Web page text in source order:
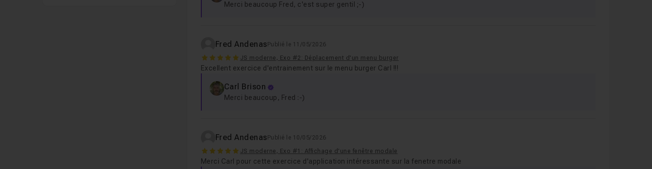
Merci beaucoup Fred, c'est super gentil ;-)
Fred Andenas Publié le 11/05/2026
5 JS moderne, Exo #2: Déplacement d'un menu burger
Excellent exercice d'entrainement sur le menu burger Carl !!!
Carl Brison
Merci beaucoup, Fred :-)
Fred Andenas Publié le 10/05/2026
5 JS moderne, Exo #1: Affichage d'une fenêtre modale
Merci Carl pour cette exercice d'application intéressante sur la fenetre modale